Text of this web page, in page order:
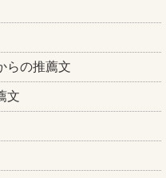
らの推薦文
文